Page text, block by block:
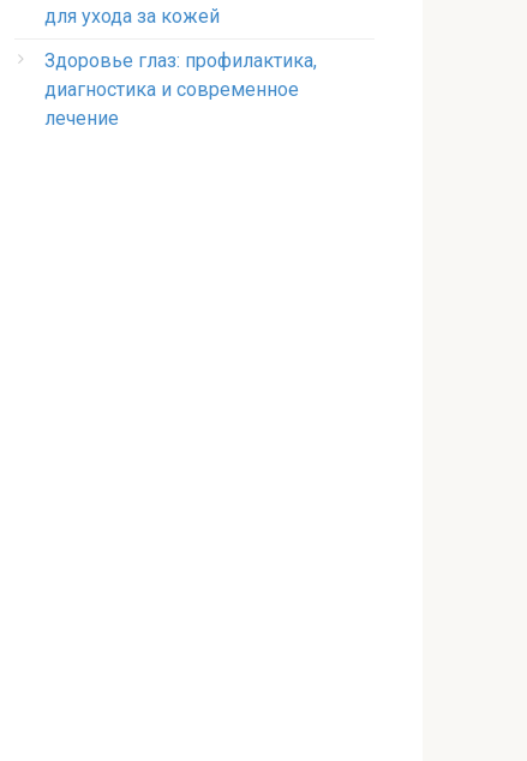
для ухода за кожей
Здоровье глаз: профилактика,
диагностика и современное
лечение